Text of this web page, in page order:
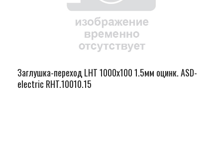
Заглушка-переход LHT 1000х100 1.5мм оцинк. ASD-
electric RHT.10010.15